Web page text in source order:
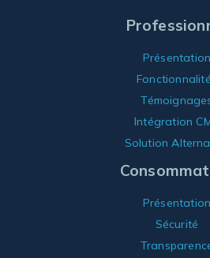
Présentation
Intégration
Solution
Présentation
Sécurité